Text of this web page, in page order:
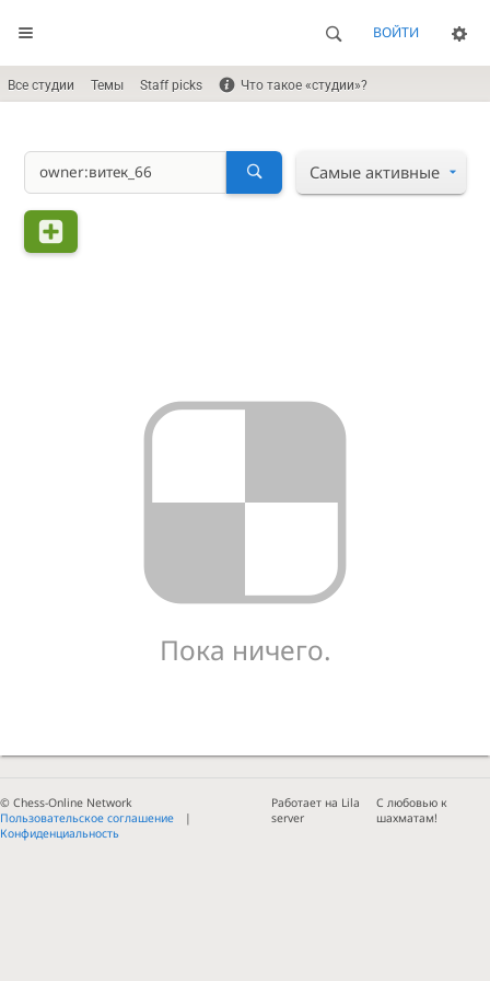
ВОЙТИ
Все студии Темы Staff picks Что такое «студии»?
Самые активные
Пока ничего.
© Chess-Online Network
Пользовательское соглашение
Конфиденциальность
Работает на Lila
server
С любовью к
шахматам!